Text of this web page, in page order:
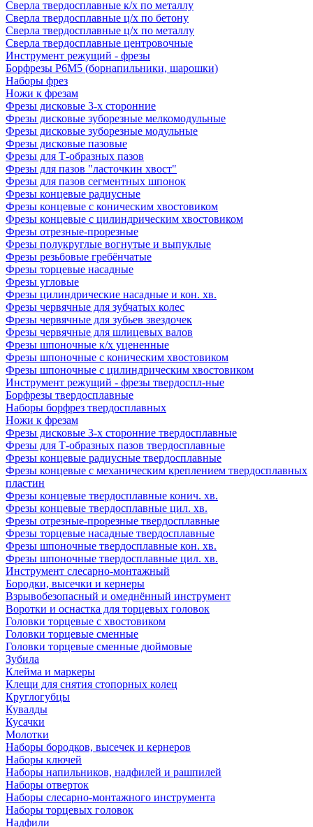
Сверла твердосплавные к/х по металлу
Сверла твердосплавные ц/х по бетону
Сверла твердосплавные ц/х по металлу
Сверла твердосплавные центровочные
Инструмент режущий - фрезы
Борфрезы Р6М5 (борнапильники, шарошки)
Наборы фрез
Ножи к фрезам
Фрезы дисковые 3-х сторонние
Фрезы дисковые зуборезные мелкомодульные
Фрезы дисковые зуборезные модульные
Фрезы дисковые пазовые
Фрезы для Т-образных пазов
Фрезы для пазов "ласточкин хвост"
Фрезы для пазов сегментных шпонок
Фрезы концевые радиусные
Фрезы концевые с коническим хвостовиком
Фрезы концевые с цилиндрическим хвостовиком
Фрезы отрезные-прорезные
Фрезы полукруглые вогнутые и выпуклые
Фрезы резьбовые гребёнчатые
Фрезы торцевые насадные
Фрезы угловые
Фрезы цилиндрические насадные и кон. хв.
Фрезы червячные для зубчатых колес
Фрезы червячные для зубьев звездочек
Фрезы червячные для шлицевых валов
Фрезы шпоночные к/х уцененные
Фрезы шпоночные с коническим хвостовиком
Фрезы шпоночные с цилиндрическим хвостовиком
Инструмент режущий - фрезы твердоспл-ные
Борфрезы твердосплавные
Наборы борфрез твердосплавных
Ножи к фрезам
Фрезы дисковые 3-х сторонние твердосплавные
Фрезы для Т-образных пазов твердосплавные
Фрезы концевые радиусные твердосплавные
Фрезы концевые с механическим креплением твердосплавных
пластин
Фрезы концевые твердосплавные конич. хв.
Фрезы концевые твердосплавные цил. хв.
Фрезы отрезные-прорезные твердосплавные
Фрезы торцевые насадные твердосплавные
Фрезы шпоночные твердосплавные кон. хв.
Фрезы шпоночные твердосплавные цил. хв.
Инструмент слесарно-монтажный
Бородки, высечки и кернеры
Взрывобезопасный и омеднённый инструмент
Воротки и оснаcтка для торцевых головок
Головки торцевые с хвостовиком
Головки торцевые сменные
Головки торцевые сменные дюймовые
Зубила
Клейма и маркеры
Клещи для снятия стопорных колец
Круглогубцы
Кувалды
Кусачки
Молотки
Наборы бородков, высечек и кернеров
Наборы ключей
Наборы напильников, надфилей и рашпилей
Наборы отверток
Наборы слесарно-монтажного инструмента
Наборы торцевых головок
Надфили